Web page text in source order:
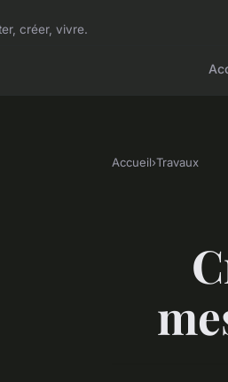
créer, vivre.
Accueil›Travaux